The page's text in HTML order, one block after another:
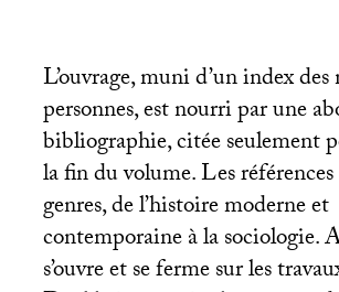
L’ouvrage, muni d’un index des
personnes, est nourri par une
bibliographie, citée seulement
la fin du volume. Les
genres, de l’histoire moderne et
contemporaine à la sociologie.
s’ouvre et se ferme sur les